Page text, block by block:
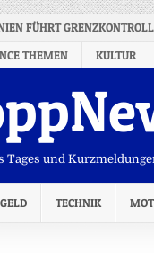
FÜHRT
THEMEN KULTUR
Tages und
GELD TECHNIK